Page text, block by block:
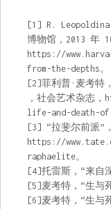
[1] R. Leopoldina
博物馆，2013 年
https://
from-the-depths。
[2]菲利普·麦考特
，社会艺术杂志
life-and-death-of-
[3] “拉斐尔前派”
https://
raphaelite。
[4]托雷斯，“来自
[5]麦考特，“生与
[6]麦考特，“生与